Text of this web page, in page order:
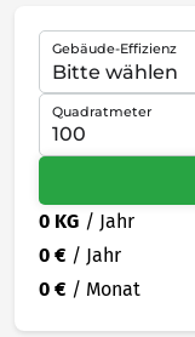
Gebäude-Effizienz
Quadratmeter
0 KG / Jahr
0 € / Jahr
0 € / Monat